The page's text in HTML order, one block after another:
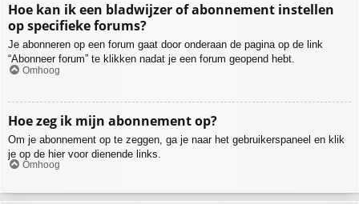
Hoe kan ik een bladwijzer of abonnement instellen
op specifieke forums?
Je abonneren op een forum gaat door onderaan de pagina op de link
“Abonneer forum” te klikken nadat je een forum geopend hebt.
Omhoog
Hoe zeg ik mijn abonnement op?
Om je abonnement op te zeggen, ga je naar het gebruikerspaneel en klik
je op de hier voor dienende links.
Omhoog